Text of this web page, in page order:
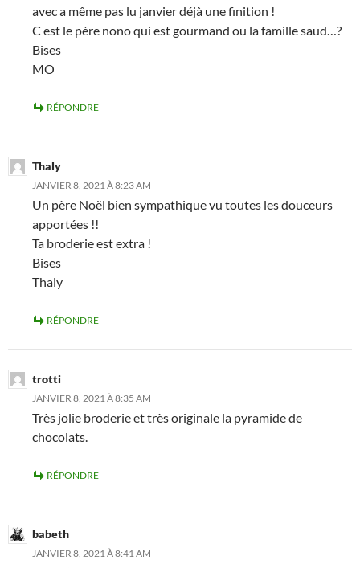
avec a même pas lu janvier déjà une finition !
C est le père nono qui est gourmand ou la famille saud…?
Bises
MO
RÉPONDRE
Thaly
JANVIER 8, 2021 À 8:23 AM
Un père Noël bien sympathique vu toutes les douceurs
apportées !!
Ta broderie est extra !
Bises
Thaly
RÉPONDRE
trotti
JANVIER 8, 2021 À 8:35 AM
Très jolie broderie et très originale la pyramide de
chocolats.
RÉPONDRE
babeth
JANVIER 8, 2021 À 8:41 AM